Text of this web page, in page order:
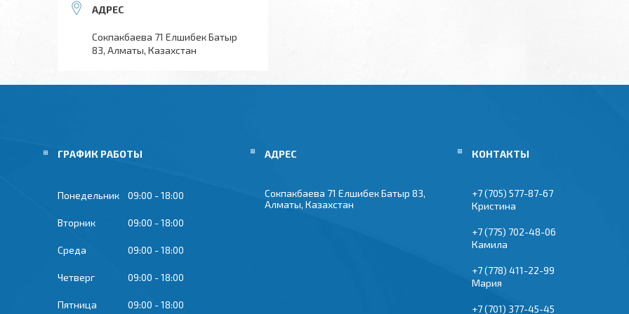
Сокпакбаева 71 Елшибек Батыр
83, Алматы, Казахстан
ГРАФИК РАБОТЫ
Понедельник 09:00 18:00
Вторник 09:00 18:00
Среда 09:00 18:00
Четверг 09:00 18:00
Пятница 09:00 18:00
Сокпакбаева 71 Елшибек Батыр 83,
Алматы, Казахстан
+7 (705) 577-87-67
Кристина
+7 (775) 702-48-06
Камила
+7 (778) 411-22-99
Мария
+7 (701) 377-45-45